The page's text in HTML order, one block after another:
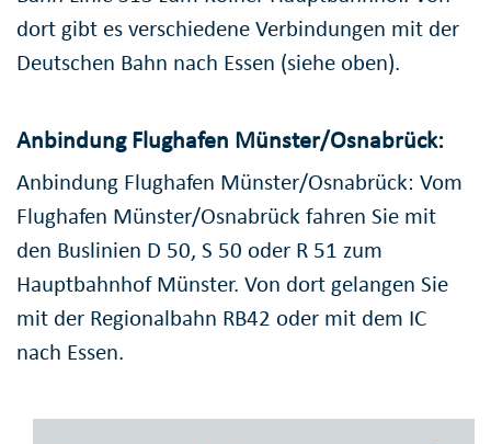
dort gibt es verschiedene Verbindungen mit der
Deutschen Bahn nach Essen (siehe oben).
Anbindung Flughafen Münster/Osnabrück:
Anbindung Flughafen Münster/Osnabrück: Vom
Flughafen Münster/Osnabrück fahren Sie mit
den Buslinien D 50, S 50 oder R 51 zum
Hauptbahnhof Münster. Von dort gelangen Sie
mit der Regionalbahn RB42 oder mit dem IC
nach Essen.